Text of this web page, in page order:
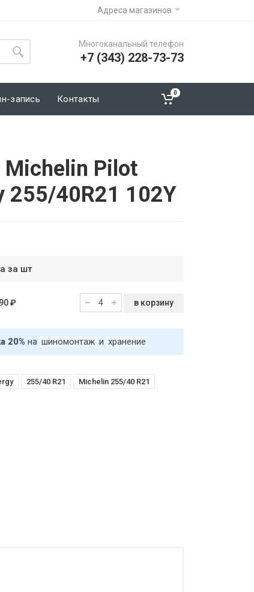
Адреса магазинов
Многоканальный телефон
+7 (343) 228-73-73
запись Контакты
0
Pilot
255/40R21 102Y
за шт
₽ в корзину
20% на шиномонтаж и хранение
255/40 R21 Michelin 255/40 R21